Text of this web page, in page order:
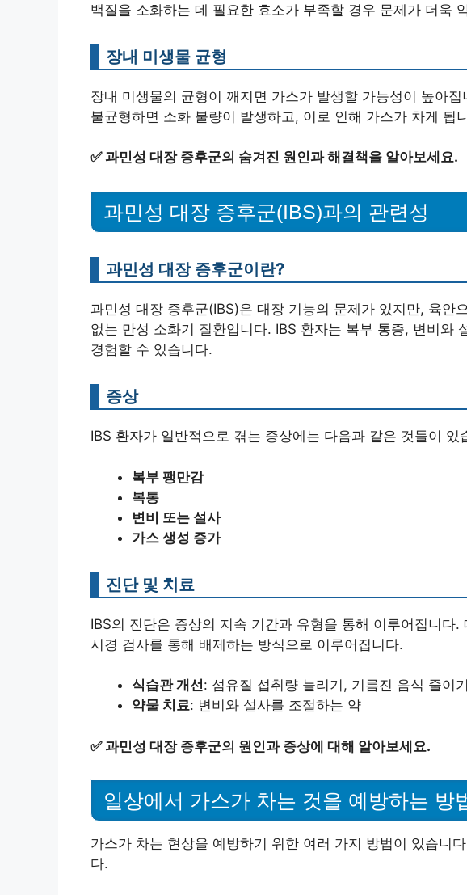
백질을 소화하는 데 필요한 효소가 부족할 경우 문제가 더욱
장내 미생물 균형
장내 미생물의 균형이 깨지면 가스가 발생할 가능성이 높아
불균형하면 소화 불량이 발생하고, 이로 인해 가스가 차게 됩
✅과민성 대장 증후군의 숨겨진 원인과 해결책을 알아보세요.
과민성 대장 증후군(IBS)과의 관련성
과민성 대장 증후군이란?
과민성 대장 증후군(IBS)은 대장 기능의 문제가 있지만, 육안
없는 만성 소화기 질환입니다. IBS 환자는 복부 통증, 변비와
경험할 수 있습니다.
증상
IBS 환자가 일반적으로 겪는 증상에는 다음과 같은 것들이 있
복부 팽만감
복통
변비 또는 설사
가스 생성 증가
진단 및 치료
IBS의 진단은 증상의 지속 기간과 유형을 통해 이루어집니다
시경 검사를 통해 배제하는 방식으로 이루어집니다.
식습관 개선: 섬유질 섭취량 늘리기, 기름진 음식 줄이기
약물 치료: 변비와 설사를 조절하는 약
✅과민성 대장 증후군의 원인과 증상에 대해 알아보세요.
일상에서 가스가 차는 것을 예방하는 방
가스가 차는 현상을 예방하기 위한 여러 가지 방법이 있습니
다.